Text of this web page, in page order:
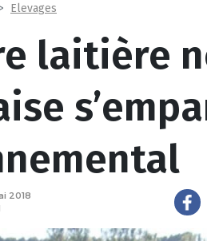
Elevages
laitière
2018